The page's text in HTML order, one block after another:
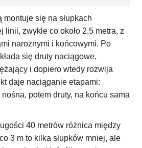
się na słupkach
linii, zwykle co około 2,5 metra, z
narożnymi i końcowymi. Po
się druty naciągowe,
i dopiero wtedy rozwija
daje naciąganie etapami:
potem druty, na końcu sama
40 metrów różnica między
3 m to kilka słupków mniej, ale